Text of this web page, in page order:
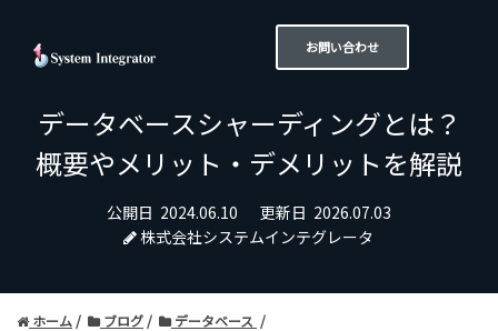
お問い合わせ
データベースシャーディングとは？
概要やメリット・デメリットを解説
公開日 2024.06.10 更新日 2026.07.03
株式会社システムインテグレータ
ホーム ブログ
データベース